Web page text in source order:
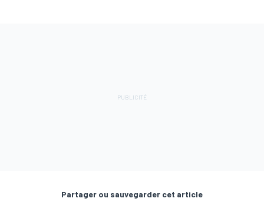
Partager ou sauvegarder cet article